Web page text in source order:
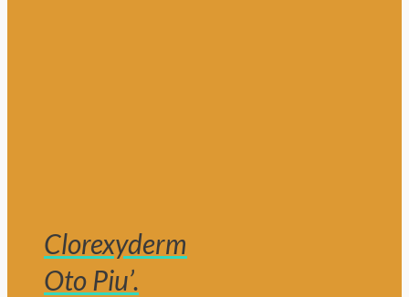
Clorexyderm
Oto Piu’.